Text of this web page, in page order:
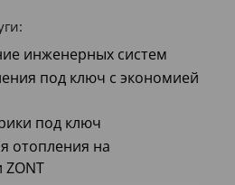
инженерных систем
под ключ с экономией
под ключ
отопления на